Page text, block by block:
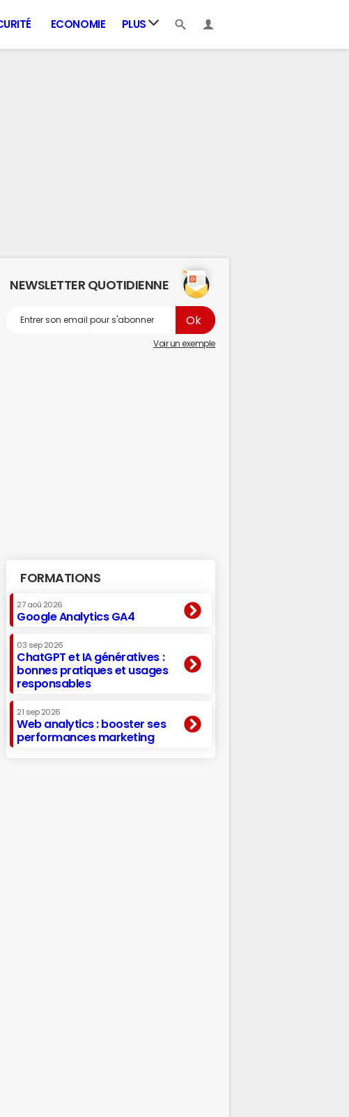
ECONOMIE PLUS
NEWSLETTER QUOTIDIENNE
Voir un exemple
FORMATIONS
27 aoû 2026
Google Analytics GA4
03 sep 2026
ChatGPT et IA génératives :
bonnes pratiques et usages
responsables
21 sep 2026
Web analytics : booster ses
performances marketing